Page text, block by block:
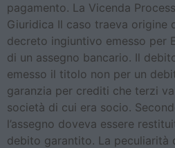
pagamento. La Vicenda
Giuridica Il caso traeva origine
decreto ingiuntivo emesso per
di un assegno bancario. Il
emesso il titolo non per un
garanzia per crediti che terzi
società di cui era socio.
l’assegno doveva essere
debito garantito. La peculiarità